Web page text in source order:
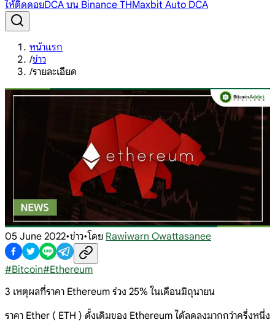
ให้ติดดอยDCA บน Binance THMaxbit Auto DCA
หน้าแรก
/ข่าว
/รายละเอียด
05 June 2022•ข่าว•โดย Rawiwarn Owattasanee
#Bitcoin#Ethereum
3 เหตุผลที่ราคา Ethereum ร่วง 25% ในเดือนมิถุนายน
ราคา Ether ( ETH ) ดั้งเดิมของ Ethereum ได้ลดลงมากกว่าครึ่งหนึ่ง